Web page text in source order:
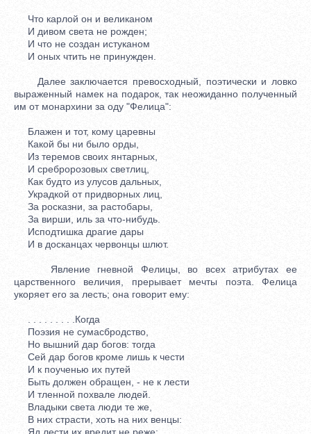
Что карлой он и великаном
И дивом света не рожден;
И что не создан истуканом
И оных чтить не принужден.
Далее заключается превосходный, поэтически и ловко
выраженный намек на подарок, так неожиданно полученный
им от монархини за оду "Фелица":
Блажен и тот, кому царевны
Какой бы ни было орды,
Из теремов своих янтарных,
И сребророзовых светлиц,
Как будто из улусов дальных,
Украдкой от придворных лиц,
За росказни, за растобары,
За вирши, иль за что-нибудь.
Исподтишка драгие дары
И в досканцах червонцы шлют.
Явление гневной Фелицы, во всех атрибутах ее
царственного величия, прерывает мечты поэта. Фелица
укоряет его за лесть; она говорит ему:
. . . . . . . . .Когда
Поэзия не сумасбродство,
Но вышний дар богов: тогда
Сей дар богов кроме лишь к чести
И к поученью их путей
Быть должен обращен, - не к лести
И тленной похвале людей.
Владыки света люди те же,
В них страсти, хоть на них венцы:
Яд лести их вредит не реже: